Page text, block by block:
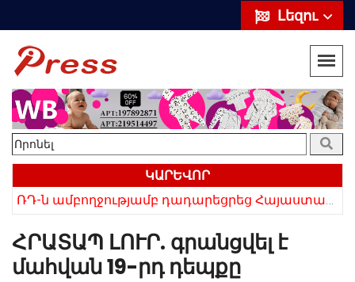
Լեզու
ԿԱՐԵՎՈՐ
ՀՐԱՏԱՊ ԼՈՒՐ. գրանցվել է
մահվան 19-րդ դեպքը